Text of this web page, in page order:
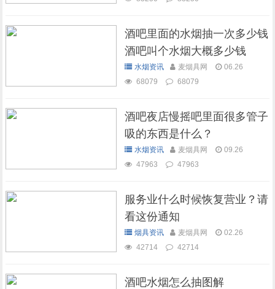
酒吧里面的水烟抽一次多少钱
酒吧叫个水烟大概多少钱
水烟资讯 麦烟具网
06.26
68079
68079
酒吧夜店慢摇吧里面很多管子
吸的东西是什么？
水烟资讯 麦烟具网
09.26
47963
47963
服务业什么时候恢复营业？请
看这份通知
烟具资讯 麦烟具网
02.26
42714
42714
酒吧水烟怎么抽图解